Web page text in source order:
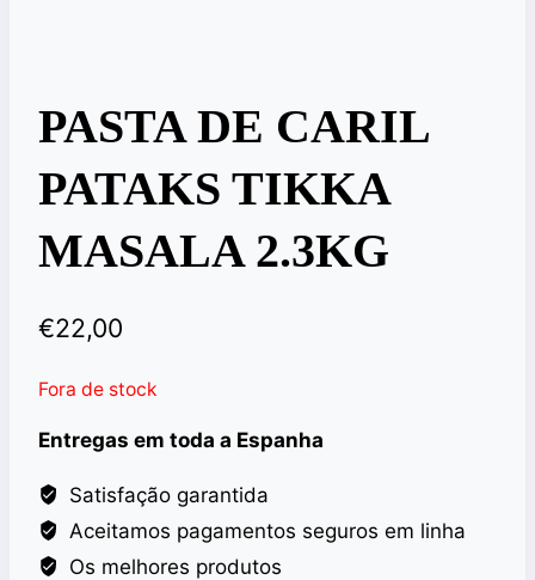
PASTA DE CARIL
PATAKS TIKKA
MASALA 2.3KG
€22,00
Fora de stock
Entregas em toda a Espanha
Satisfação garantida
Aceitamos pagamentos seguros em linha
Os melhores produtos